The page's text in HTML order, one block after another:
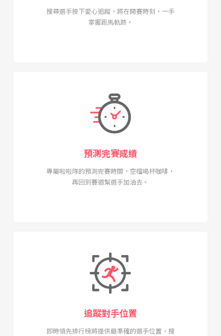
搜尋選手按下愛心追蹤，將在開賽時刻，一手
掌握跑馬軌跡。
預測完賽成績
專屬啦啦隊的預測完賽時間，空檔喝杯咖啡，
再回到賽道幫選手加油去。
追蹤對手位置
即時領先排行榜將提供最準確的選手位置，搜